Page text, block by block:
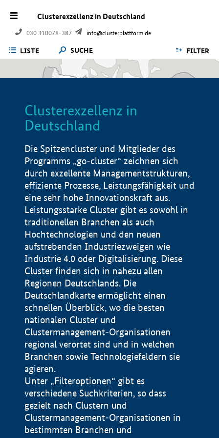
Clusterexzellenz in Deutschland
030 310078-387 info@clusterplattform.de
LISTE SUCHE FILTER
Clusterexzellenz in
Deutschland
Die Spitzencluster und Mitglieder des
Programms „go-cluster“ zeichnen sich
durch exzellente Managementstrukturen,
effiziente Prozesse, Leistungsfähigkeit und
eine sehr hohe Innovationskraft aus.
Leistungsstarke Cluster gibt es sowohl in
traditionellen Branchen als auch
Hochtechnologien und den neuen
aufstrebenden Industriezweigen wie
Industrie 4.0 oder Digitalisierung. Diese
Cluster finden sich in nahezu allen
Regionen Deutschlands. Die
Deutschlandkarte ermöglicht einen
schnellen Überblick, wo die besten
nationalen Cluster und
Clustermanagement-Organisationen
regional verortet sind und in welchen
Branchen sowie Technologiefeldern sie
agieren.
Unter „Filteroptionen“ gibt es
verschiedene Suchkriterien, so dass
gezielt nach Clustern und
Clustermanagement-Organisationen in
bestimmten Branchen und
Impressum
Datenschutzerklärung
BMWE, 2026 ©
100 km © Geobasis-DE / BKG 2015